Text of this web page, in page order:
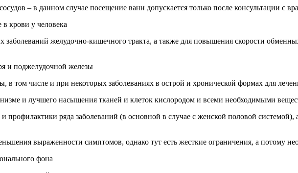
– в данном случае посещение ванн допускается только после консультации с
крови у человека
заболеваний желудочно-кишечного тракта, а также для повышения скорости
и поджелудочной железы
в том числе и при некоторых заболеваниях в острой и хронической формах для
и лучшего насыщения тканей и клеток кислородом и всеми необходимыми
профилактики ряда заболеваний (в основной в случае с женской половой
выраженности симптомов, однако тут есть жесткие ограничения, а потому
фона